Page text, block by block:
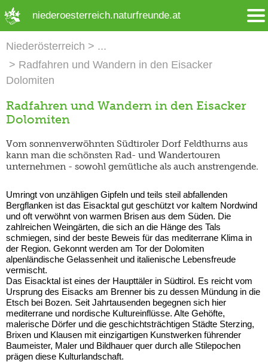
niederoesterreich.naturfreunde.at
Niederösterreich
Radfahren und Wandern in den Eisacker
Dolomiten
Radfahren und Wandern in den Eisacker
Dolomiten
Vom sonnenverwöhnten Südtiroler Dorf Feldthurns aus
kann man die schönsten Rad- und Wandertouren
unternehmen - sowohl gemütliche als auch anstrengende.
Umringt von unzähligen Gipfeln und teils steil abfallenden
Bergflanken ist das Eisacktal gut geschützt vor kaltem Nordwind
und oft verwöhnt von warmen Brisen aus dem Süden. Die
zahlreichen Weingärten, die sich an die Hänge des Tals
schmiegen, sind der beste Beweis für das mediterrane Klima in
der Region. Gekonnt werden am Tor der Dolomiten
alpenländische Gelassenheit und italienische Lebensfreude
vermischt.
Das Eisacktal ist eines der Haupttäler in Südtirol. Es reicht vom
Ursprung des Eisacks am Brenner bis zu dessen Mündung in die
Etsch bei Bozen. Seit Jahrtausenden begegnen sich hier
mediterrane und nordische Kultureinflüsse. Alte Gehöfte,
malerische Dörfer und die geschichtsträchtigen Städte Sterzing,
Brixen und Klausen mit einzigartigen Kunstwerken führender
Baumeister, Maler und Bildhauer quer durch alle Stilepochen
prägen diese Kulturlandschaft.